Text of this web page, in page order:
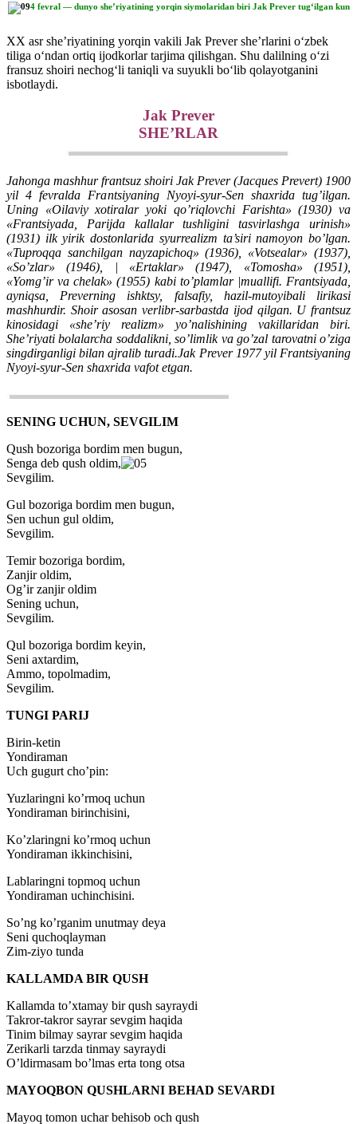
4 fevral — dunyo she’riyatining yorqin siymolaridan biri Jak Prever tug‘ilgan kun
XX asr sheʼriyatining yorqin vakili Jak Prever sheʼrlarini oʻzbek
tiliga oʻndan ortiq ijodkorlar tarjima qilishgan. Shu dalilning oʻzi
fransuz shoiri nechogʻli taniqli va suyukli boʻlib qolayotganini
isbotlaydi.
Jak Prever
SHE’RLAR
Jahonga mashhur frantsuz shoiri Jak Prever (Jacques Prevert) 1900
yil 4 fevralda Frantsiyaning Nyoyi-syur-Sen shaxrida tug’ilgan.
Uning «Oilaviy xotiralar yoki qo’riqlovchi Farishta» (1930) va
«Frantsiyada, Parijda kallalar tushligini tasvirlashga urinish»
(1931) ilk yirik dostonlarida syurrealizm ta’siri namoyon bo’lgan.
«Tuproqqa sanchilgan nayzapichoq» (1936), «Votsealar» (1937),
«So’zlar» (1946), | «Ertaklar» (1947), «Tomosha» (1951),
«Yomg’ir va chelak» (1955) kabi to’plamlar |muallifi. Frantsiyada,
ayniqsa, Preverning ishktsy, falsafiy, hazil-mutoyibali lirikasi
mashhurdir. Shoir asosan verlibr-sarbastda ijod qilgan. U frantsuz
kinosidagi «she’riy realizm» yo’nalishining vakillaridan biri.
She’riyati bolalarcha soddalikni, so’limlik va go’zal tarovatni o’ziga
singdirganligi bilan ajralib turadi.Jak Prever 1977 yil Frantsiyaning
Nyoyi-syur-Sen shaxrida vafot etgan.
SENING UCHUN, SEVGILIM
Qush bozoriga bordim men bugun,
Senga deb qush oldim,
Sevgilim.
Gul bozoriga bordim men bugun,
Sen uchun gul oldim,
Sevgilim.
Temir bozoriga bordim,
Zanjir oldim,
Og’ir zanjir oldim
Sening uchun,
Sevgilim.
Qul bozoriga bordim keyin,
Seni axtardim,
Ammo, topolmadim,
Sevgilim.
TUNGI PARIJ
Birin-ketin
Yondiraman
Uch gugurt cho’pin:
Yuzlaringni ko’rmoq uchun
Yondiraman birinchisini,
Ko’zlaringni ko’rmoq uchun
Yondiraman ikkinchisini,
Lablaringni topmoq uchun
Yondiraman uchinchisini.
So’ng ko’rganim unutmay deya
Seni quchoqlayman
Zim-ziyo tunda
KALLAMDA BIR QUSH
Kallamda to’xtamay bir qush sayraydi
Takror-takror sayrar sevgim haqida
Tinim bilmay sayrar sevgim haqida
Zerikarli tarzda tinmay sayraydi
O’ldirmasam bo’lmas erta tong otsa
MAYOQBON QUSHLARNI BEHAD SEVARDI
Mayoq tomon uchar behisob och qush